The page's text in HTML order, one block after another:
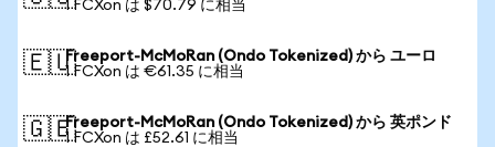
1 FCXon は $70.79 に相当
🇪🇺Freeport-McMoRan (Ondo Tokenized) から ユーロ
1 FCXon は €61.35 に相当
🇬🇧Freeport-McMoRan (Ondo Tokenized) から 英ポンド
1 FCXon は £52.61 に相当